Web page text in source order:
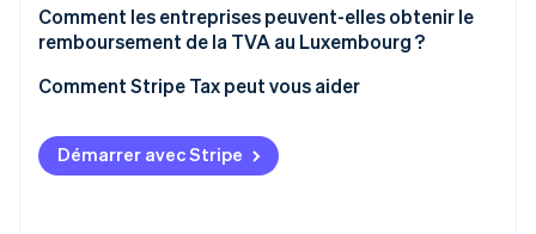
Déclarations et paiements
Tenue de registres et reporting
Comment les entreprises peuvent-elles obtenir le
remboursement de la TVA au Luxembourg ?
Entreprises immatriculées au Luxembourg
Entreprises non immatriculées établies dans l’Union
européenne
Comment Stripe Tax peut vous aider
Démarrer avec Stripe